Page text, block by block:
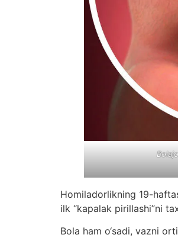
Homiladorlikning 19-
ilk “kapalak pirillashi”ni
Bola ham o‘sadi, vazni